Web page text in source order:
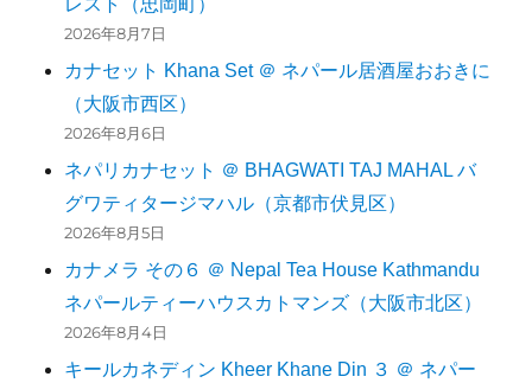
レスト（忠岡町）
2026年8月7日
カナセット Khana Set ＠ ネパール居酒屋おおきに
（大阪市西区）
2026年8月6日
ネパリカナセット ＠ BHAGWATI TAJ MAHAL バ
グワティタージマハル（京都市伏見区）
2026年8月5日
カナメラ その６ ＠ Nepal Tea House Kathmandu
ネパールティーハウスカトマンズ（大阪市北区）
2026年8月4日
キールカネディン Kheer Khane Din ３ ＠ ネパー